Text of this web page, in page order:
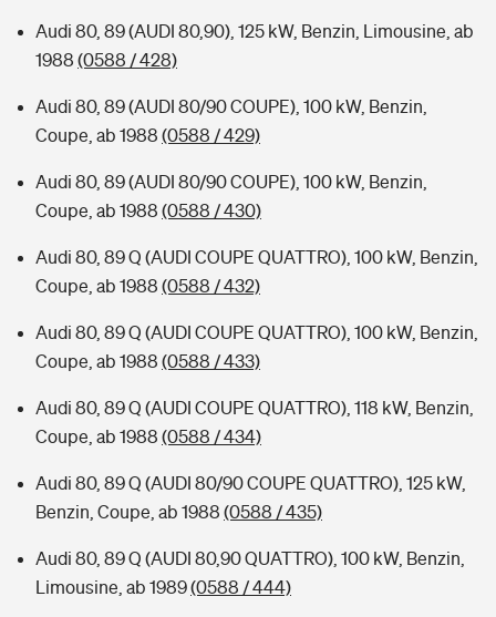
Audi 80, 89 (AUDI 80,90), 125 kW, Benzin, Limousine, ab
1988 (0588 / 428)
Audi 80, 89 (AUDI 80/90 COUPE), 100 kW, Benzin,
Coupe, ab 1988 (0588 / 429)
Audi 80, 89 (AUDI 80/90 COUPE), 100 kW, Benzin,
Coupe, ab 1988 (0588 / 430)
Audi 80, 89 Q (AUDI COUPE QUATTRO), 100 kW, Benzin,
Coupe, ab 1988 (0588 / 432)
Audi 80, 89 Q (AUDI COUPE QUATTRO), 100 kW, Benzin,
Coupe, ab 1988 (0588 / 433)
Audi 80, 89 Q (AUDI COUPE QUATTRO), 118 kW, Benzin,
Coupe, ab 1988 (0588 / 434)
Audi 80, 89 Q (AUDI 80/90 COUPE QUATTRO), 125 kW,
Benzin, Coupe, ab 1988 (0588 / 435)
Audi 80, 89 Q (AUDI 80,90 QUATTRO), 100 kW, Benzin,
Limousine, ab 1989(0588 / 444)